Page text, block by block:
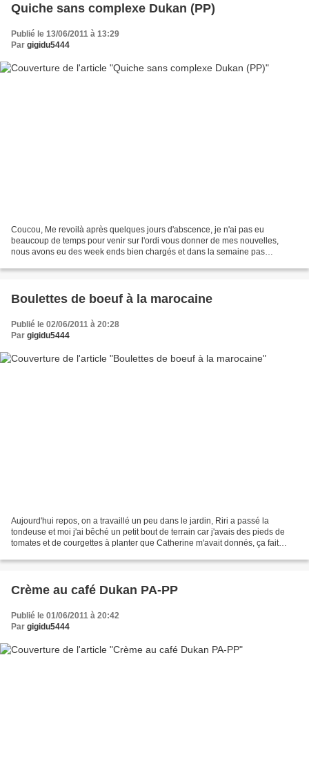
Quiche sans complexe Dukan (PP)
Publié le 13/06/2011 à 13:29
Par gigidu5444
Coucou, Me revoilà après quelques jours d'abscence, je n'ai pas eu
beaucoup de temps pour venir sur l'ordi vous donner de mes nouvelles,
nous avons eu des week ends bien chargés et dans la semaine pas
Boulettes de boeuf à la marocaine
Publié le 02/06/2011 à 20:28
Par gigidu5444
Aujourd'hui repos, on a travaillé un peu dans le jardin, Riri a passé la
tondeuse et moi j'ai bêché un petit bout de terrain car j'avais des pieds de
tomates et de courgettes à planter que Catherine m'avait donnés, ça fait
Crème au café Dukan PA-PP
Publié le 01/06/2011 à 20:42
Par gigidu5444